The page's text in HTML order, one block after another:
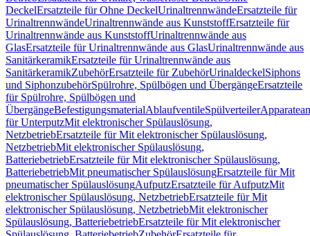
DeckelErsatzteile für Ohne DeckelUrinaltrennwändeErsatzteile für
UrinaltrennwändeUrinaltrennwände aus KunststoffErsatzteile für
Urinaltrennwände aus KunststoffUrinaltrennwände aus
GlasErsatzteile für Urinaltrennwände aus GlasUrinaltrennwände aus
SanitärkeramikErsatzteile für Urinaltrennwände aus
SanitärkeramikZubehörErsatzteile für ZubehörUrinaldeckelSiphons
und SiphonzubehörSpülrohre, Spülbögen und ÜbergängeErsatzteile
für Spülrohre, Spülbögen und
ÜbergängeBefestigungsmaterialAblaufventileSpülverteiler
für UnterputzMit elektronischer Spülauslösung,
NetzbetriebErsatzteile für Mit elektronischer Spülauslösung,
NetzbetriebMit elektronischer Spülauslösung,
BatteriebetriebErsatzteile für Mit elektronischer Spülauslösung,
BatteriebetriebMit pneumatischer SpülauslösungErsatzteile für Mit
pneumatischer SpülauslösungAufputzErsatzteile für AufputzMit
elektronischer Spülauslösung, NetzbetriebErsatzteile für Mit
elektronischer Spülauslösung, NetzbetriebMit elektronischer
Spülauslösung, BatteriebetriebErsatzteile für Mit elektronischer